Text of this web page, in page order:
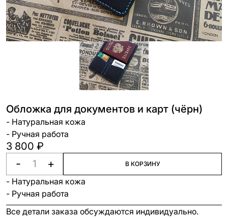
Обложка для документов и карт (чёрн)
- Натуральная кожа
- Ручная работа
3 800 ₽
- + В КОРЗИНУ
- Натуральная кожа
- Ручная работа
Все детали заказа обсуждаются индивидуально.